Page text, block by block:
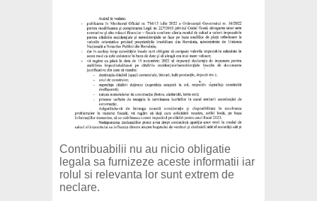
Contribuabilii nu au nicio obligatie
legala sa furnizeze aceste informatii iar
rolul si relevanta lor sunt extrem de
neclare.